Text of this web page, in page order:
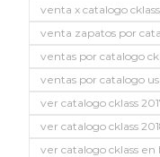
venta x catalogo cklass
venta zapatos por
ventas por catalogo
ventas por catalogo
ver catalogo cklass
ver catalogo cklass
ver catalogo cklass en